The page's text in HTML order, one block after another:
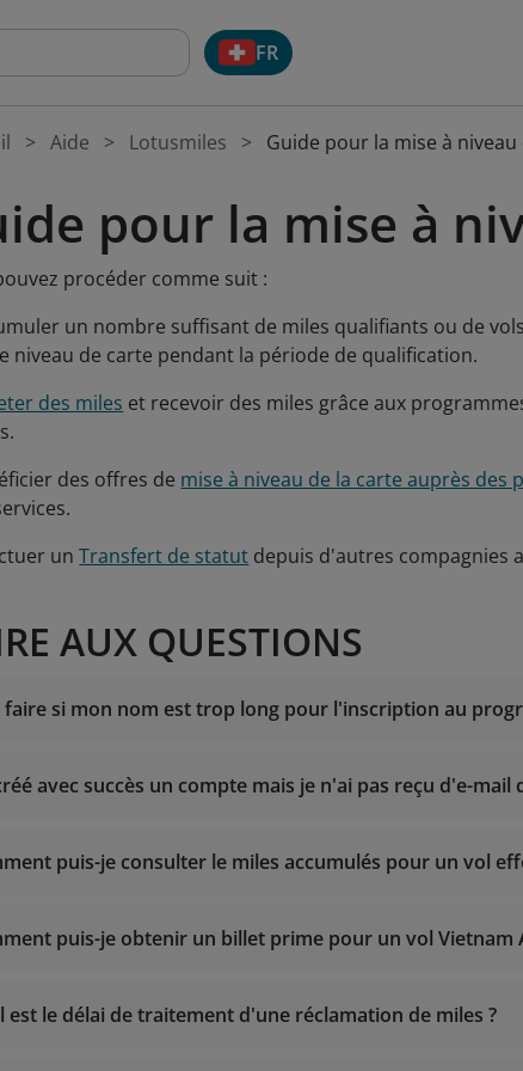
FR
Aide Lotusmiles Guide pour la mise à niveau
pour la mise à
procéder comme suit :
un nombre suffisant de miles qualifiants ou de
niveau de carte pendant la période de qualification.
des miles et recevoir des miles grâce aux
des offres de mise à niveau de la carte auprès des
unTransfert de statut depuis d'autres compagnies
AUX QUESTIONS
faire si mon nom est trop long pour l'inscription au
Disponible 24h/24 et 7j/7
E-mail :
avec succès un compte mais je n'ai pas reçu d'e-
puis-je consulter le miles accumulés pour un vol
puis-je obtenir un billet prime pour un vol Vietnam
est le délai de traitement d'une réclamation de miles ?